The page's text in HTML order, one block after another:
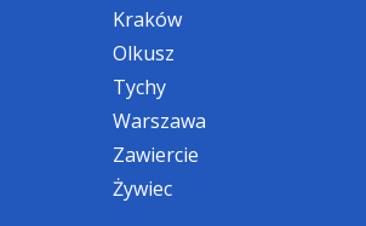
Kraków
Olkusz
Tychy
Warszawa
Zawiercie
Żywiec